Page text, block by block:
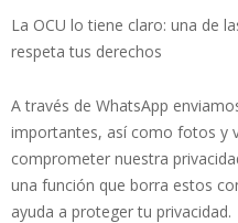
La OCU lo tiene claro: una de
respeta tus derechos
A través de WhatsApp
importantes, así como fotos y
comprometer nuestra
una función que borra estos
ayuda a proteger tu privacidad.